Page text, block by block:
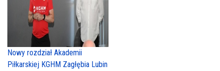
Nowy rozdział Akademii
Piłkarskiej KGHM Zagłębia Lubin